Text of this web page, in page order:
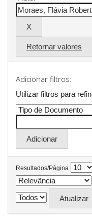
Retornar valores
Adicionar filtros:
Utilizar filtros para
Resultados/Página